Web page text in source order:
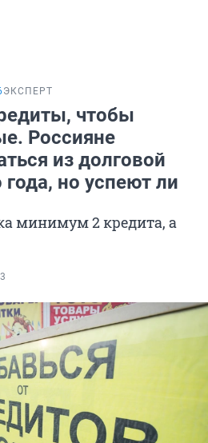
ЭКСПЕРТ
чтобы
Россияне
из долговой
но успеют ли
минимум 2 кредита, а